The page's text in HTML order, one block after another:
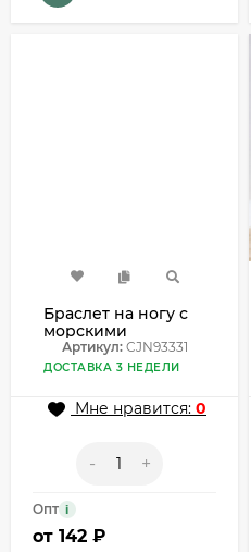
Браслет на ногу с
морскими
звездами и
ракушками
Артикул:CJN93331
ДОСТАВКА 3 НЕДЕЛИ
Мне нравится: 0
- +
Опт i
от 142 ₽